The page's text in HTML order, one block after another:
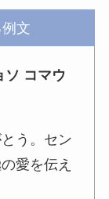
文
ソ コマウ
う。セン
愛を伝え